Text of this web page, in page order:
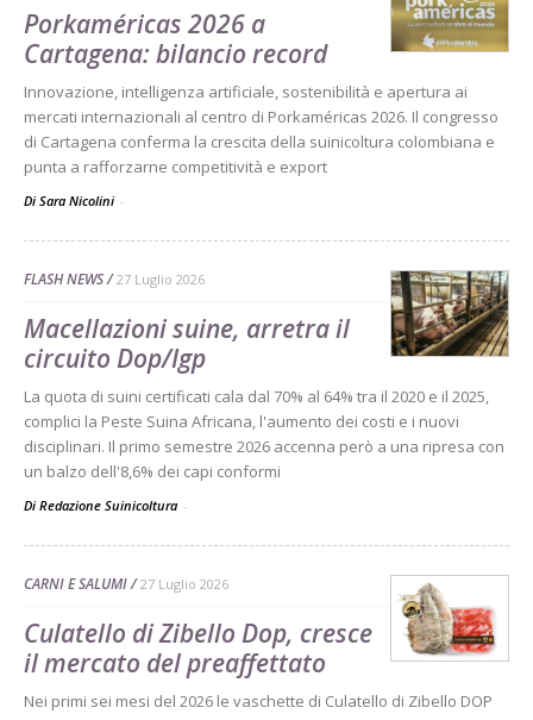
Porkaméricas 2026 a
Cartagena: bilancio record
Innovazione, intelligenza artificiale, sostenibilità e apertura ai
mercati internazionali al centro di Porkaméricas 2026. Il congresso
di Cartagena conferma la crescita della suinicoltura colombiana e
punta a rafforzarne competitività e export
Di Sara Nicolini -
FLASH NEWS 27 Luglio 2026
Macellazioni suine, arretra il
circuito Dop/Igp
La quota di suini certificati cala dal 70% al 64% tra il 2020 e il 2025,
complici la Peste Suina Africana, l'aumento dei costi e i nuovi
disciplinari. Il primo semestre 2026 accenna però a una ripresa con
un balzo dell'8,6% dei capi conformi
Di Redazione Suinicoltura -
CARNI E SALUMI 27 Luglio 2026
Culatello di Zibello Dop, cresce
il mercato del preaffettato
Nei primi sei mesi del 2026 le vaschette di Culatello di Zibello DOP